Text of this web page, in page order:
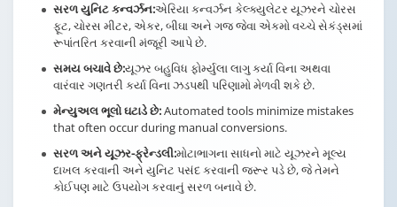
સરળ યુનિટ કન્વર્ઝન:એરિયા કન્વર્ઝન કેલ્ક્યુલેટર યૂઝરને ચોરસ
ફૂટ, ચોરસ મીટર, એકર, બીઘા અને ગજ જેવા એકમો વચ્ચે સેકંડ્સમાં
રૂપાંતરિત કરવાની મંજૂરી આપે છે.
સમય બચાવે છે:યૂઝર બહુવિધ ફોર્મ્યુલા લાગુ કર્યા વિના અથવા
વારંવાર ગણતરી કર્યા વિના ઝડપથી પરિણામો મેળવી શકે છે.
મેન્યુઅલ ભૂલો ઘટાડે છે:Automated tools minimize mistakes
that often occur during manual conversions.
સરળ અને યૂઝર-ફ્રેન્ડલી:મોટાભાગના સાધનો માટે યૂઝરને મૂલ્ય
દાખલ કરવાની અને યુનિટ પસંદ કરવાની જરૂર પડે છે, જે તેમને
કોઈપણ માટે ઉપયોગ કરવાનું સરળ બનાવે છે.